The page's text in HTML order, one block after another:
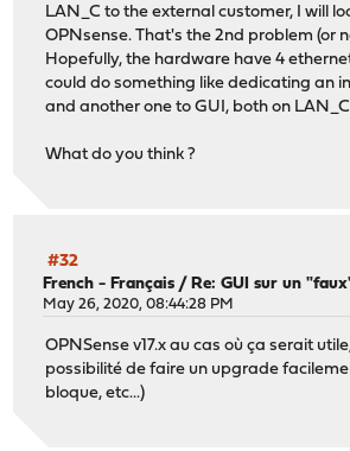
LAN_C to the external customer, I will
OPNsense. That's the 2nd problem (or
Hopefully, the hardware have 4
could do something like dedicating an
and another one to GUI, both on
What do you think ?
#32
French - Français /Re: GUI sur un
May 26, 2020, 08:44:28 PM
OPNSense v17.x au cas où ça serait
possibilité de faire un upgrade
bloque, etc...)